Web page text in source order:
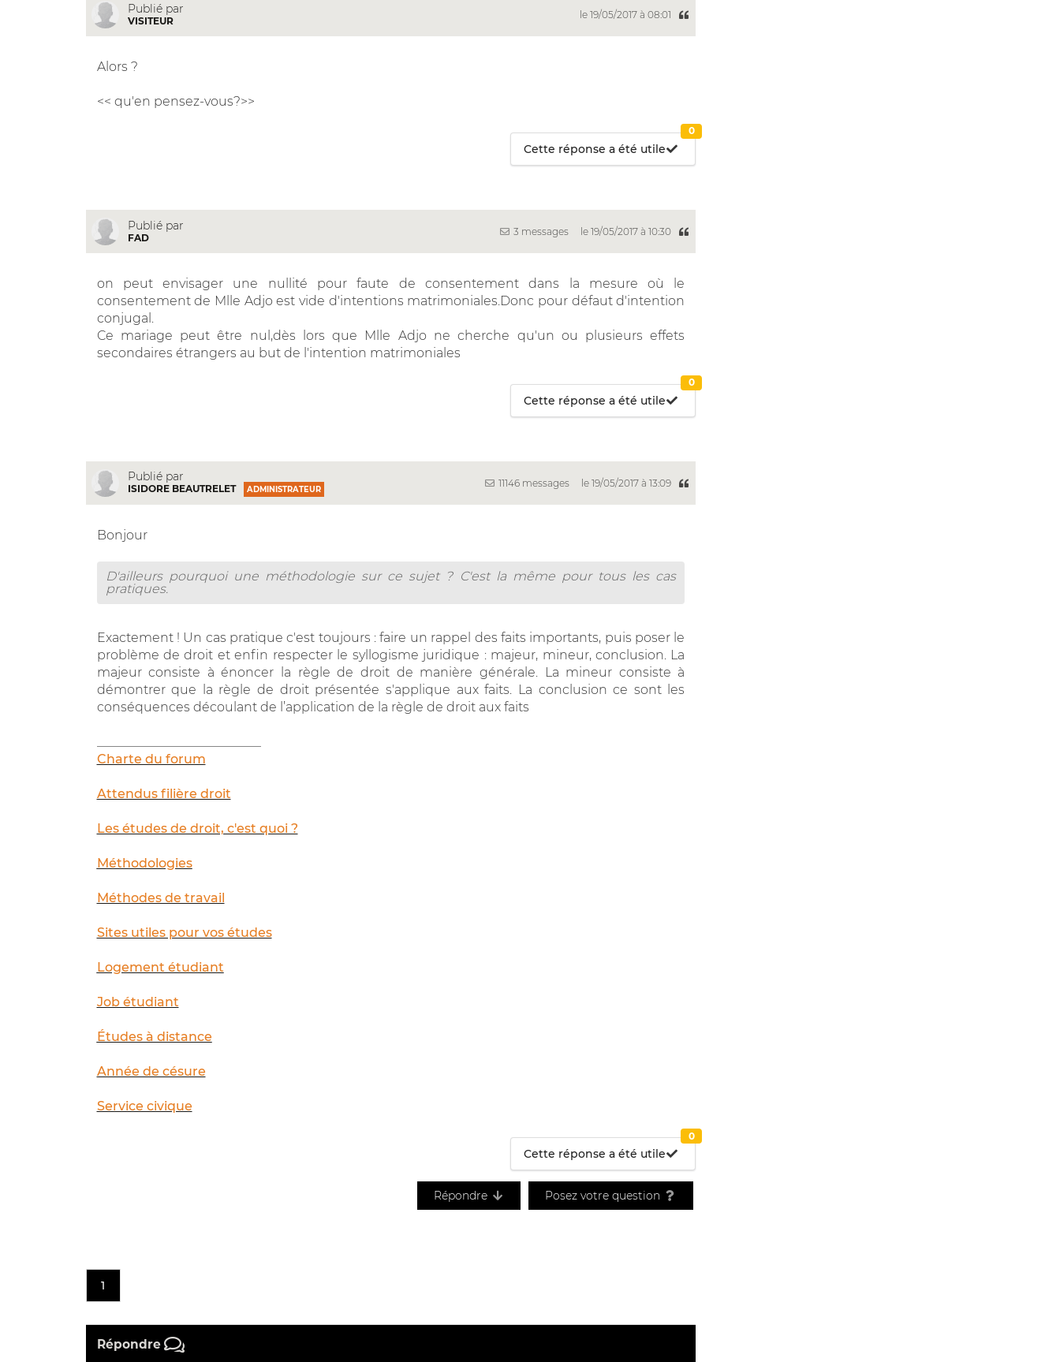
Publié par
VISITEUR
le 19/05/2017 à 08:01
Alors ?
<< qu'en pensez-vous?>>
Cette réponse a été utile
0
Publié par
FAD
3 messages le 19/05/2017 à 10:30
on peut envisager une nullité pour faute de consentement dans la mesure où le
consentement de Mlle Adjo est vide d'intentions matrimoniales.Donc pour défaut d'intention
conjugal.
Ce mariage peut être nul,dès lors que Mlle Adjo ne cherche qu'un ou plusieurs effets
secondaires étrangers au but de l'intention matrimoniales
Cette réponse a été utile
0
Publié par
ISIDORE BEAUTRELET ADMINISTRATEUR
11146 messages le 19/05/2017 à 13:09
Bonjour
D'ailleurs pourquoi une méthodologie sur ce sujet ? C'est la même pour tous les cas
pratiques.
Exactement ! Un cas pratique c'est toujours : faire un rappel des faits importants, puis poser le
problème de droit et enfin respecter le syllogisme juridique : majeur, mineur, conclusion. La
majeur consiste à énoncer la règle de droit de manière générale. La mineur consiste à
démontrer que la règle de droit présentée s'applique aux faits. La conclusion ce sont les
conséquences découlant de l’application de la règle de droit aux faits
Charte du forum
Attendus filière droit
Les études de droit, c'est quoi ?
Méthodologies
Méthodes de travail
Sites utiles pour vos études
Logement étudiant
Job étudiant
Études à distance
Année de césure
Service civique
Cette réponse a été utile
0
Répondre Posez votre question
1
Répondre